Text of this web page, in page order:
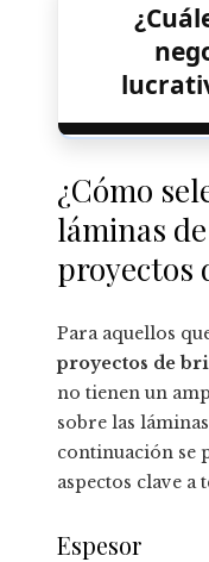
¿Cómo
láminas
proyectos
Para aquellos
proyectos de
no tienen un
sobre las
continuación se
aspectos clave a
Espesor